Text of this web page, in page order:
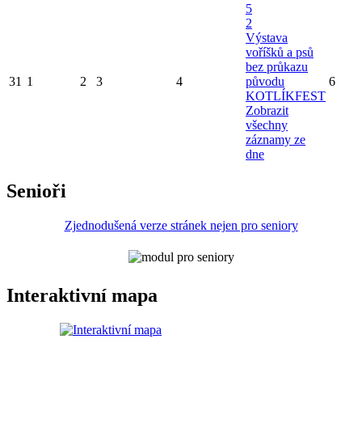
31 1 2 3 4
5
2
Výstava
voříšků a psů
bez průkazu
původu
KOTLÍKFEST
Zobrazit
všechny
záznamy ze
dne
6
Senioři
Zjednodušená verze stránek nejen pro seniory
Interaktivní mapa